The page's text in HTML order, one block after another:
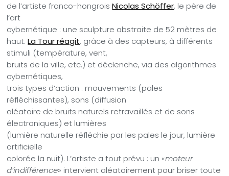
de l’artiste franco-hongroisNicolas Schöffer, le père de
l’art
cybernétique : une sculpture abstraite de 52 mètres de
haut.La Tour réagit, grâce à des capteurs, à différents
stimuli (température, vent,
bruits de la ville, etc.) et déclenche, via des algorithmes
cybernétiques,
trois types d’action : mouvements (pales
réfléchissantes), sons (diffusion
aléatoire de bruits naturels retravaillés et de sons
électroniques) et lumières
(lumière naturelle réfléchie par les pales le jour, lumière
artificielle
colorée la nuit). L’artiste a tout prévu : un «moteur
d’indifférence» intervient aléatoirement pour briser toute